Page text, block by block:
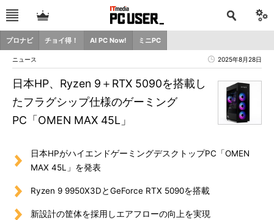
プロナビ チョイ得！ AI PC Now! ミニPC
ニュース 2025年8月28日
日本HP、Ryzen 9＋RTX 5090を搭載し
たフラグシップ仕様のゲーミング
PC「OMEN MAX 45L」
日本HPがハイエンドゲーミングデスクトップPC「OMEN
MAX 45L」を発表
Ryzen 9 9950X3DとGeForce RTX 5090を搭載
新設計の筐体を採用しエアフローの向上を実現